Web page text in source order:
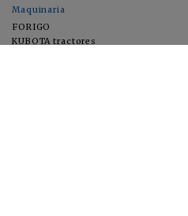
Maquinaria
FORIGO
KUBOTA tractores